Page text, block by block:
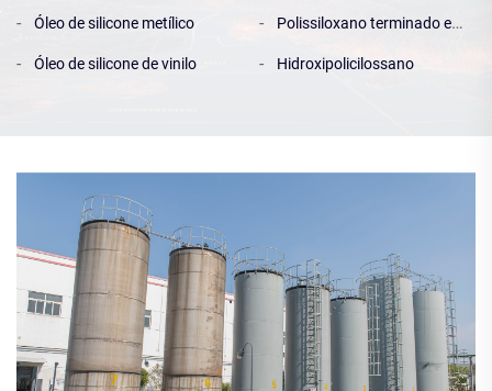
Óleo de silicone metílico
Polissiloxano terminado em
Óleo de silicone de vinilo
Hidroxipolicilossano